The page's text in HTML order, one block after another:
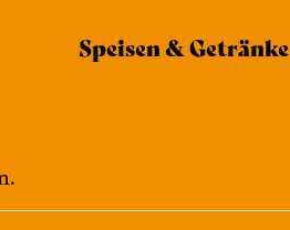
Speisen & Getränke